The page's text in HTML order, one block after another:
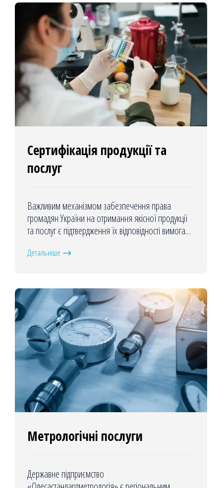
Сертифікація продукції та
послуг
Важливим механізмом забезпечення права
громадян України на отримання якісної продукції
та послуг є підтвердження їх відповідності вимогам
сертифікації і оцінки відповідності технічним
Детальніше
Метрологічні послуги
Державне підприємство